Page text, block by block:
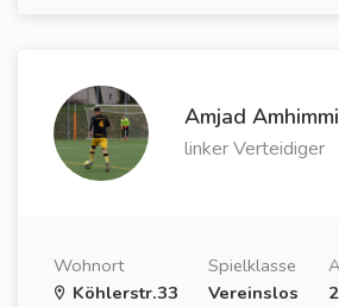
Amjad
linker Verteidiger
Wohnort
Köhlerstr.33
Spielklasse
Vereinslos